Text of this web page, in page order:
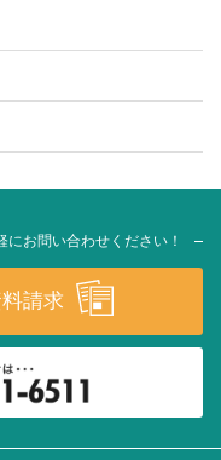
お問い合わせください！
請求